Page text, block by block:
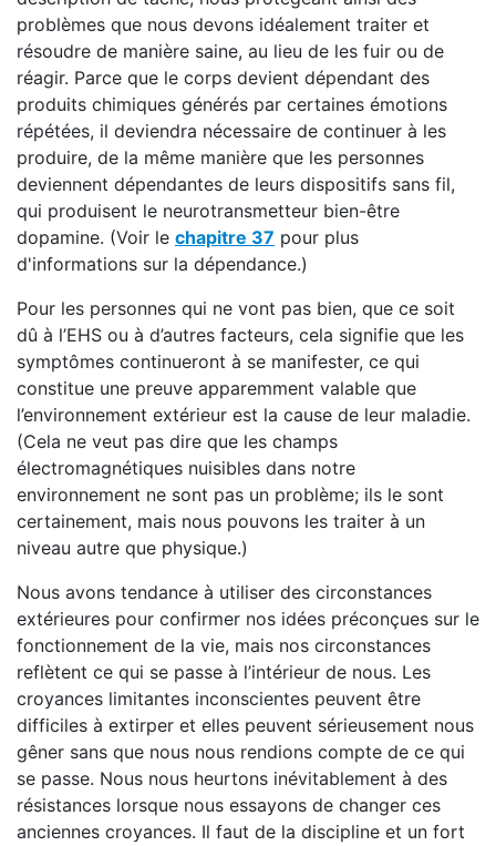
problèmes que nous devons idéalement traiter et
résoudre de manière saine, au lieu de les fuir ou de
réagir. Parce que le corps devient dépendant des
produits chimiques générés par certaines émotions
répétées, il deviendra nécessaire de continuer à les
produire, de la même manière que les personnes
deviennent dépendantes de leurs dispositifs sans fil,
qui produisent le neurotransmetteur bien-être
dopamine. (Voir le chapitre 37 pour plus
d'informations sur la dépendance.)
Pour les personnes qui ne vont pas bien, que ce soit
dû à l’EHS ou à d’autres facteurs, cela signifie que les
symptômes continueront à se manifester, ce qui
constitue une preuve apparemment valable que
l’environnement extérieur est la cause de leur maladie.
(Cela ne veut pas dire que les champs
électromagnétiques nuisibles dans notre
environnement ne sont pas un problème; ils le sont
certainement, mais nous pouvons les traiter à un
niveau autre que physique.)
Nous avons tendance à utiliser des circonstances
extérieures pour confirmer nos idées préconçues sur le
fonctionnement de la vie, mais nos circonstances
reflètent ce qui se passe à l’intérieur de nous. Les
croyances limitantes inconscientes peuvent être
difficiles à extirper et elles peuvent sérieusement nous
gêner sans que nous nous rendions compte de ce qui
se passe. Nous nous heurtons inévitablement à des
résistances lorsque nous essayons de changer ces
anciennes croyances. Il faut de la discipline et un fort